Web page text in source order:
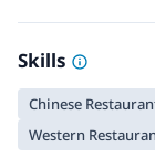
Skills
Chinese
Western